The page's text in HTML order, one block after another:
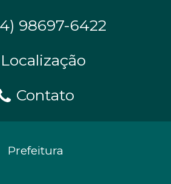
98697-6422
Localização
Contato
Prefeitura